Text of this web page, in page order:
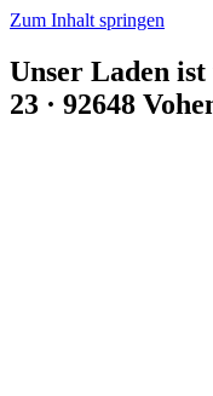
Zum Inhalt springen
Unser Laden
23 · 92648